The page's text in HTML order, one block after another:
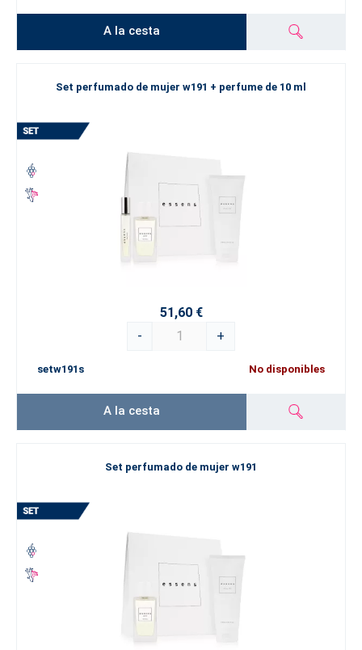
A la cesta
Set perfumado de mujer w191 + perfume de 10 ml
51,60 €
-
+
setw191s No disponibles
A la cesta
Set perfumado de mujer w191